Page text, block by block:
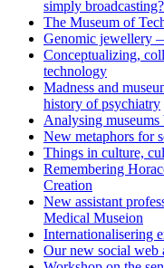
simply broadcasting?
The Museum of
Genomic jewellery
Conceptualizing,
technology
Madness and
history of psychiatry
Analysing
New metaphors for
Things in culture,
Remembering
Creation
New assistant
Medical Museion
Internationalisering
Our new social web